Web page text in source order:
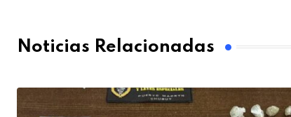
Noticias Relacionadas